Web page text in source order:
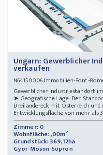
Ungarn: Gewerblicher
verkaufen
N64150006Immobilien-Font-
Gewerblicher Industriestandort
➤ Geografische Lage: Der
Dreiländereck mit Österreich
Entwicklungsfläche von mehr als
Zimmer: 0
Wohnfläche: ,00m²
Grundstück: 369,12ha
Gyor-Moson-Sopron